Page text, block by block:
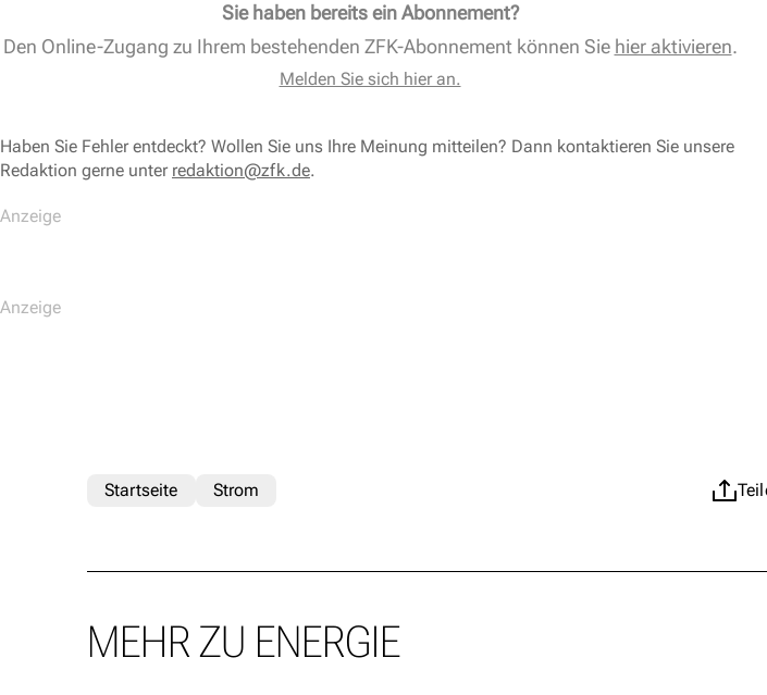
Sie haben bereits ein Abonnement?
Den Online-Zugang zu Ihrem bestehenden ZFK-Abonnement können Sie hier aktivieren.
Melden Sie sich hier an.
Haben Sie Fehler entdeckt? Wollen Sie uns Ihre Meinung mitteilen? Dann kontaktieren Sie unsere
Redaktion gerne unter redaktion@zfk.de.
Startseite Strom
MEHR ZU ENERGIE